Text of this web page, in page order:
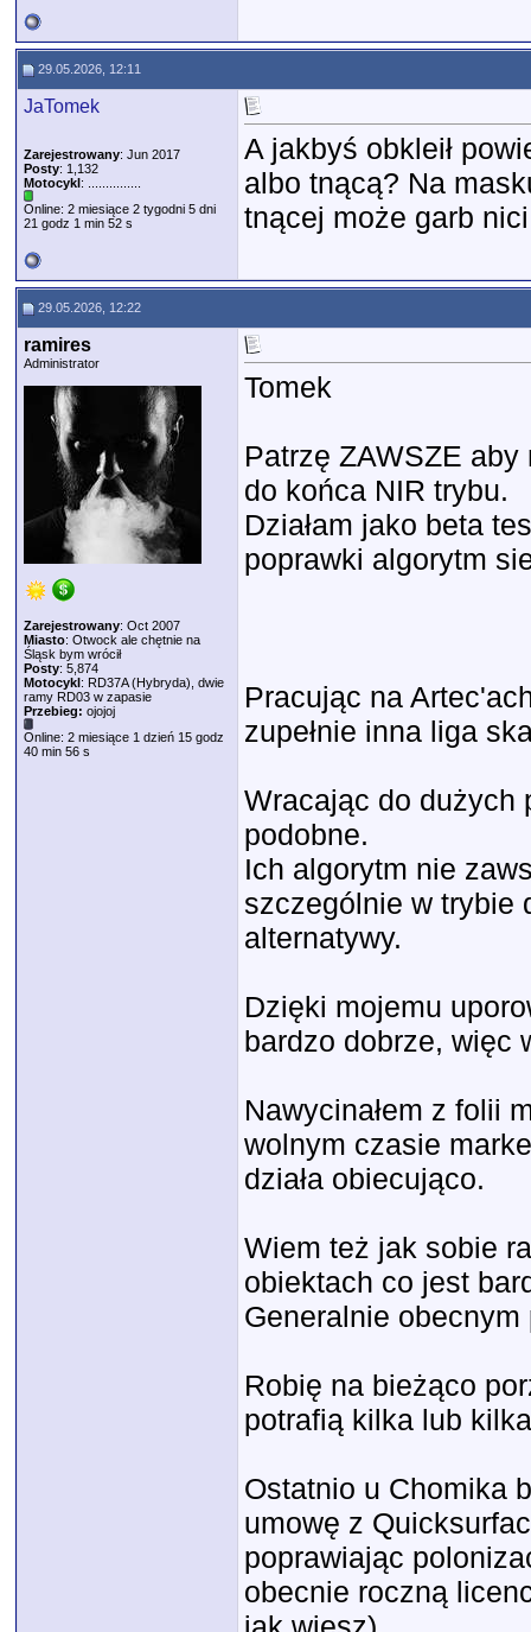
29.05.2026, 12:11
JaTomek
Zarejestrowany: Jun 2017
Posty: 1,132
Motocykl: ...............
Online: 2 miesiące 2 tygodni 5 dni
21 godz 1 min 52 s
A jakbyś obkleił
albo tnącą? Na
tnącej może garb
29.05.2026, 12:22
ramires
Administrator
Zarejestrowany: Oct 2007
Miasto: Otwock ale chętnie na
Śląsk bym wrócił
Posty: 5,874
Motocykl: RD37A (Hybryda), dwie
ramy RD03 w zapasie
Przebieg: ojojoj
Online: 2 miesiące 1 dzień 15 godz
40 min 56 s
Tomek
Patrzę ZAWSZE
do końca NIR trybu.
Działam jako beta
poprawki algorytm
Pracując na
zupełnie inna liga
Wracając do dużych
podobne.
Ich algorytm nie
szczególnie w trybie
alternatywy.
Dzięki mojemu
bardzo dobrze, więc
Nawycinałem z folii
wolnym czasie
działa obiecująco.
Wiem też jak sobie
obiektach co jest
Generalnie
Robię na bieżąco
potrafią kilka lub
Ostatnio u Chomika
umowę z
poprawiając
obecnie roczną